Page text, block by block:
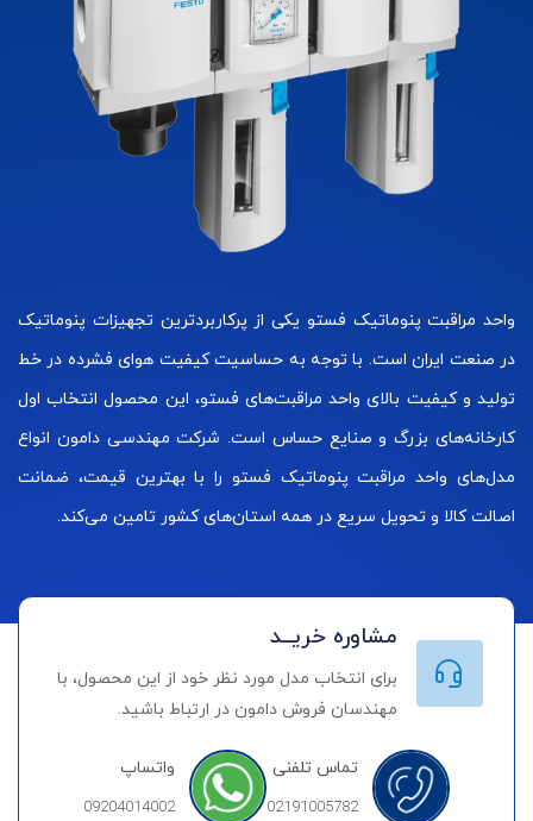
واحد مراقبت پنوماتیک فستو یکی از پرکاربردترین تجهیزات پنوماتیک
در صنعت ایران است. با توجه به حساسیت کیفیت هوای فشرده در خط
تولید و کیفیت بالای واحد مراقبت‌های فستو، این محصول انتخاب اول
کارخانه‌های بزرگ و صنایع حساس است. شرکت مهندسی دامون انواع
مدل‌های واحد مراقبت پنوماتیک فستو را با بهترین قیمت، ضمانت
اصالت کالا و تحویل سریع در همه استان‌های کشور تامین می‌کند.
مشاوره خریــد
برای انتخاب مدل مورد نظر خود از این محصول، با
مهندسان فروش دامون در ارتباط باشید.
تماس تلفنی
02191005782
واتساپ
09204014002